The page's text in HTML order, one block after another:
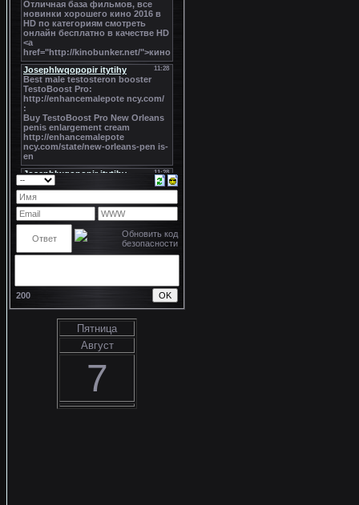
200
Пятница
Август
7